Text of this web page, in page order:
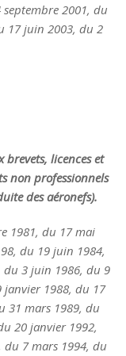
2001, du
17 juin 2003, du 2
licences et
non professionnels
des aéronefs).
1981, du 17 mai
du 19 juin 1984,
du 3 juin 1986, du 9
janvier 1988, du 17
31 mars 1989, du
20 janvier 1992,
7 mars 1994, du